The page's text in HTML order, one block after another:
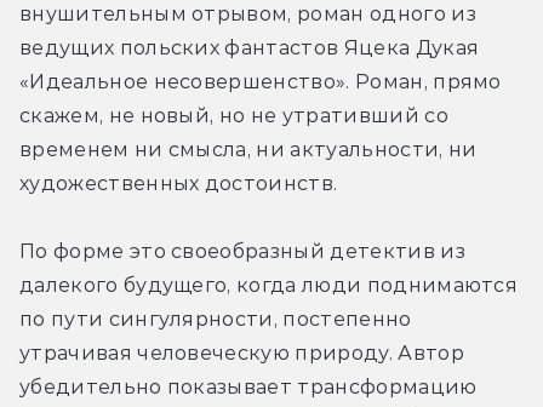
внушительным отрывом, роман одного из
ведущих польских фантастов Яцека Дукая
«Идеальное несовершенство». Роман, прямо
скажем, не новый, но не утративший со
временем ни смысла, ни актуальности, ни
художественных достоинств.
По форме это своеобразный детектив из
далекого будущего, когда люди поднимаются
по пути сингулярности, постепенно
утрачивая человеческую природу. Автор
убедительно показывает трансформацию